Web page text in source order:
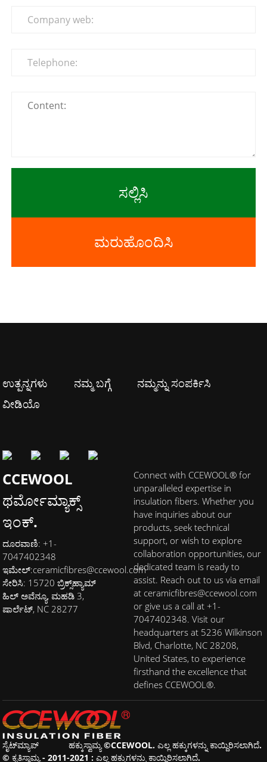
ಸಲ್ಲಿಸಿ
ಮರುಹೊಂದಿಸಿ
ಉತ್ಪನ್ನಗಳು ನಮ್ಮ ಬಗ್ಗೆ
ನಮ್ಮನ್ನು ಸಂಪರ್ಕಿಸಿ
ವೀಡಿಯೊ
CCEWOOL
ಥರ್ಮೋಮ್ಯಾಕ್ಸ್
ಇಂಕ್.
ದೂರವಾಣಿ: +1-
7047402348
ಇಮೇಲ್:ceramicfibres@ccewool.com
ಸೇರಿಸಿ: 15720 ಬ್ರಿಕ್ಸ್‌ಹ್ಯಾಮ್
ಹಿಲ್ ಅವೆನ್ಯೂ, ಮಹಡಿ 3,
ಷಾರ್ಲೆಟ್, NC 28277
Connect with CCEWOOL® for
unparalleled expertise in
insulation fibers. Whether you
have inquiries about our
products, seek technical
support, or wish to explore
collaboration opportunities, our
dedicated team is ready to
assist. Reach out to us via email
at ceramicfibres@ccewool.com
or give us a call at +1-
7047402348. Visit our
headquarters at 5236 Wilkinson
Blvd, Charlotte, NC 28208,
United States, to experience
firsthand the excellence that
defines CCEWOOL®.
ಸೈಟ್‌ಮ್ಯಾಪ್
ಹಕ್ಕುಸ್ವಾಮ್ಯ ©CCEWOOL. ಎಲ್ಲ ಹಕ್ಕುಗಳನ್ನು ಕಾಯ್ದಿರಿಸಲಾಗಿದೆ.
© ಕೃತಿಸ್ವಾಮ್ಯ - 2011-2021 : ಎಲ್ಲ ಹಕ್ಕುಗಳನ್ನು ಕಾಯ್ದಿರಿಸಲಾಗಿದೆ.